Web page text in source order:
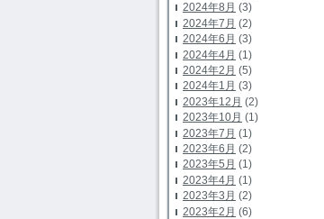
2024年8月 (3)
2024年7月 (2)
2024年6月 (3)
2024年4月 (1)
2024年2月 (5)
2024年1月 (3)
2023年12月 (2)
2023年10月 (1)
2023年7月 (1)
2023年6月 (2)
2023年5月 (1)
2023年4月 (1)
2023年3月 (2)
2023年2月 (6)